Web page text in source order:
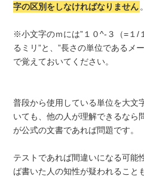
字の区別をしなければなりません 。
※小文字のｍには”１０^-３（=１/
るミリ”と、”長さの単位であるメ
で覚えておいてください。
普段から使用している単位を大文
いても、他の人が理解できるなら
が公式の文書であれば問題です。
テストであれば間違いになる可能
ば書いた人の知性が疑われること